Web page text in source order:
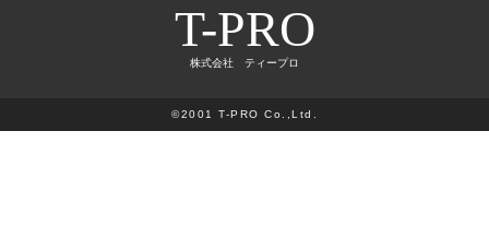
T-PRO
株式会社 ティープロ
©2001 T-PRO Co.,Ltd.